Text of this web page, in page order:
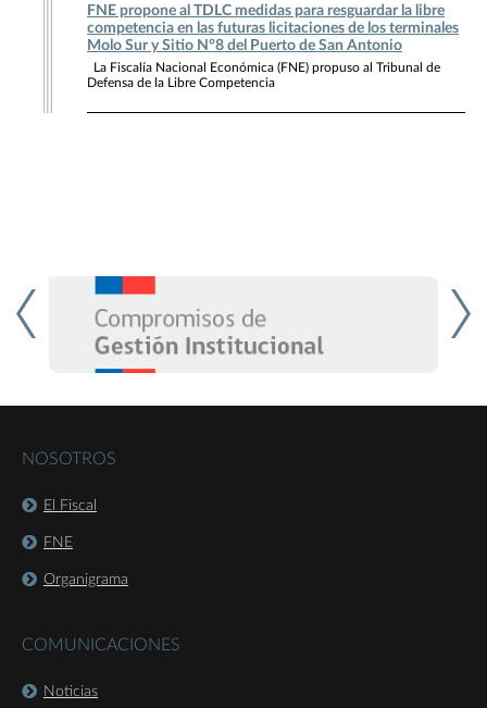
FNE propone al TDLC medidas para resguardar la libre
competencia en las futuras licitaciones de los terminales
Molo Sur y Sitio N°8 del Puerto de San Antonio
La Fiscalía Nacional Económica (FNE) propuso al Tribunal de
Defensa de la Libre Competencia
NOSOTROS
El Fiscal
FNE
Organigrama
COMUNICACIONES
Noticias